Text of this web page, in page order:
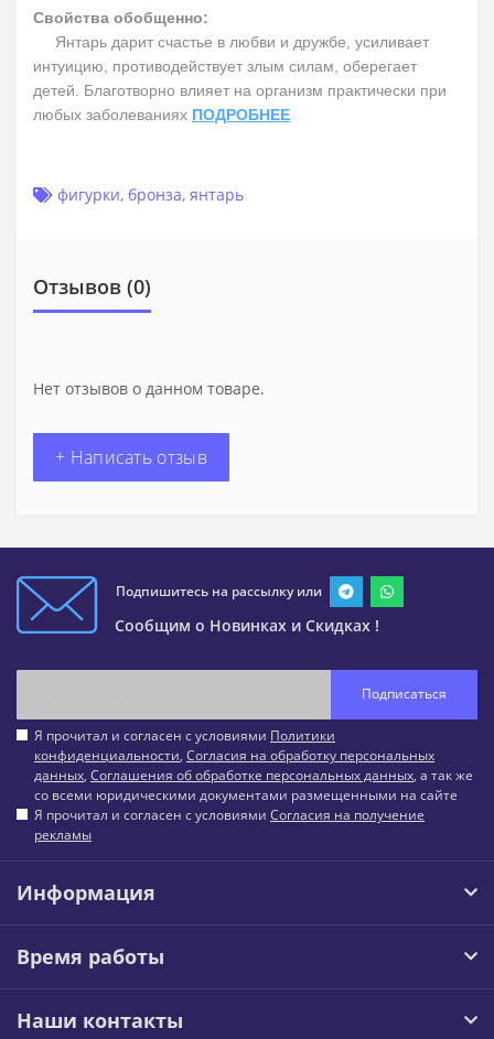
Свойства обобщенно:
Янтарь дарит счастье в любви и дружбе, усиливает
интуицию, противодействует злым силам, оберегает
детей. Благотворно влияет на организм практически при
любых заболеваниях ПОДРОБНЕЕ
фигурки, бронза, янтарь
Отзывов (0)
Нет отзывов о данном товаре.
+ Написать отзыв
Подпишитесь на рассылку или
Сообщим о Новинках и Скидках !
Подписаться
Я прочитал и согласен с условиями Политики
конфиденциальности, Согласия на обработку персональных
данных, Соглашения об обработке персональных данных, а так же
со всеми юридическими документами размещенными на сайте
Я прочитал и согласен с условиями Согласия на получение
рекламы
Информация
Время работы
Наши контакты